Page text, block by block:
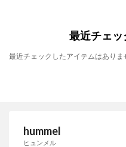
最近チェ
最近チェックしたアイテムはありま
hummel
ヒュンメル